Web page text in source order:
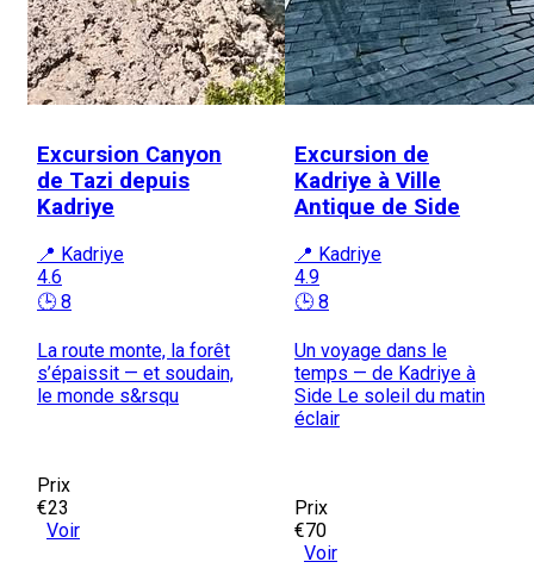
Excursion Canyon
de Tazi depuis
Kadriye
📍 Kadriye
4.6
🕒 8
La route monte, la forêt
s’épaissit — et soudain,
le monde s&rsqu
Prix
€23
Voir
Excursion de
Kadriye à Ville
Antique de Side
📍 Kadriye
4.9
🕒 8
Un voyage dans le
temps — de Kadriye à
Side Le soleil du matin
éclair
Prix
€70
Voir